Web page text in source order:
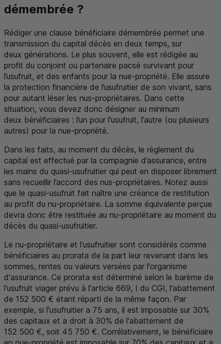
démembrée ?
Rédiger une clause bénéficiaire démembrée permet une
transmission du capital décès en deux temps, sur
deux générations. Le plus souvent, elle est rédigée au
profit du conjoint ou partenaire pacsé survivant pour
l’usufruit, et des enfants pour la nue-propriété. Elle assure
la protection financière de l’usufruitier de son vivant, sans
pour autant léser les nus-propriétaires. Dans cette
situation, vous devez donc désigner au minimum
deux bénéficiaires : l’un pour l'usufruit, l'autre (ou plusieurs
autres) pour la nue-propriété.
Dans les faits, au moment du décès, le règlement du
capital est effectué par la compagnie d’assurance, entre
les mains du quasi-usufruitier qui peut en disposer librement
sans recueillir l’accord des nus-propriétaires. Notez aussi
que le quasi-usufruit fait naître une créance de restitution
au profit du nu-propriétaire. La somme équivalente perçue
devra donc être restituée au nu-propriétaire au moment du
décès du quasi-usufruitier.
Le nu-propriétaire et l'usufruitier sont considérés comme
bénéficiaires au prorata de la part leur revenant dans les
sommes, rentes ou valeurs versées par l'organisme
d'assurance. Ce prorata est déterminé selon le barème de
l'usufruit viager prévu à l'article 669, I du CGI, l'abattement
de 152 500 € étant réparti de la même façon. Par
exemple, si l'usufruitier a 75 ans, il est imposable sur 30%
des capitaux et a droit à 30% de l'abattement de
152 500 €, soit 45 750 €. Corrélativement, le bénéficiaire